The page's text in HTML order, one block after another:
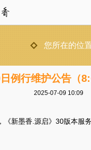
您所在的位
例行维护公告（
2025-07-09 10:09
新墨香.源启》30版本服